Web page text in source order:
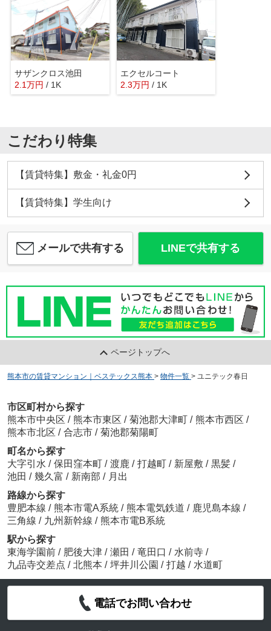
サザンクロス池田
2.1万円 / 1K
エクセルコート
2.3万円 / 1K
こだわり特集
【賃貸特集】敷金・礼金0円
【賃貸特集】学生向け
メールで共有する LINEで共有する
ページトップへ
熊本市の賃貸マンション｜ベステックス熊本 > 物件一覧 > ユニテック春日
市区町村から探す
熊本市中央区 / 熊本市東区 / 菊池郡大津町 / 熊本市西区 /
熊本市北区 / 合志市 / 菊池郡菊陽町
町名から探す
大字引水 / 保田窪本町 / 渡鹿 / 打越町 / 新屋敷 / 黒髪 /
池田 / 幾久富 / 新南部 / 月出
路線から探す
豊肥本線 / 熊本市電A系統 / 熊本電気鉄道 / 鹿児島本線 /
三角線 / 九州新幹線 / 熊本市電B系統
駅から探す
東海学園前 / 肥後大津 / 瀬田 / 竜田口 / 水前寺 /
九品寺交差点 / 北熊本 / 坪井川公園 / 打越 / 水道町
電話でお問い合わせ